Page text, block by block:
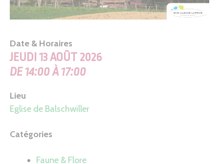
Date & Horaires
JEUDI 13 AOÛT 2026
DE 14:00 À 17:00
Lieu
Eglise de Balschwiller
Catégories
Faune & Flore